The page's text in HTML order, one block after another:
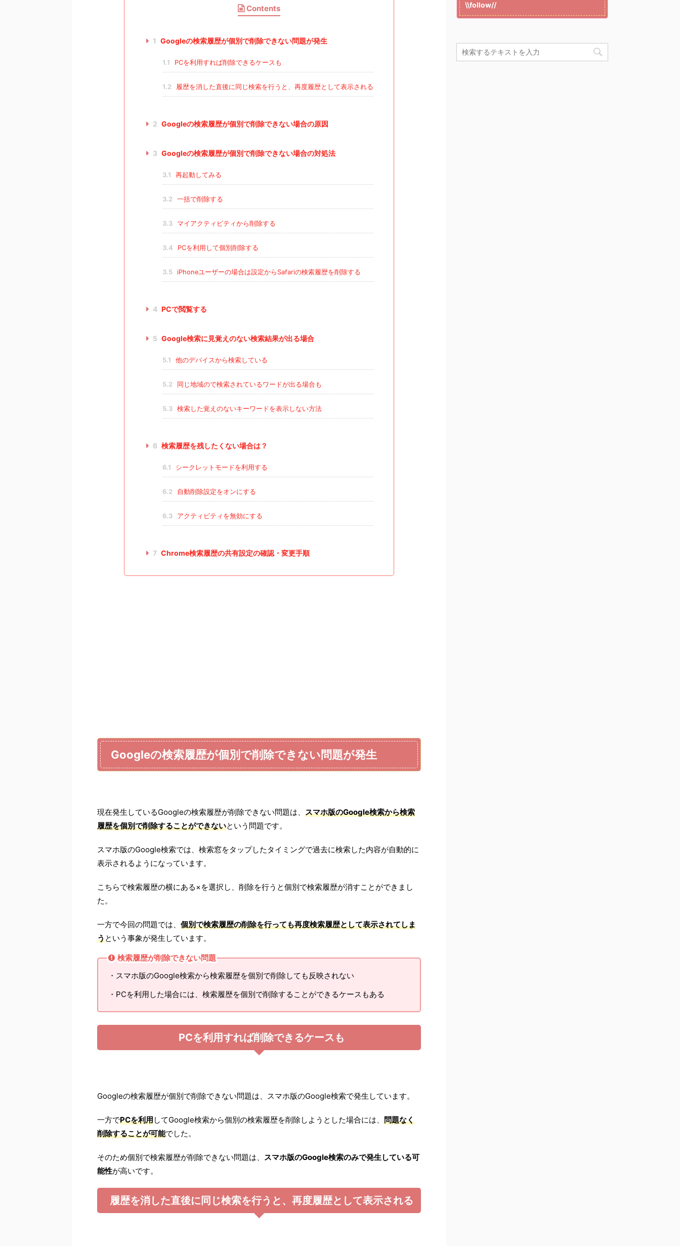
Contents
1 Googleの検索履歴が個別で削除できない問題が発生
1.1 PCを利用すれば削除できるケースも
1.2 履歴を消した直後に同じ検索を行うと、再度履歴として表示される
2 Googleの検索履歴が個別で削除できない場合の原因
3 Googleの検索履歴が個別で削除できない場合の対処法
3.1 再起動してみる
3.2 一括で削除する
3.3 マイアクティビティから削除する
3.4 PCを利用して個別削除する
3.5 iPhoneユーザーの場合は設定からSafariの検索履歴を削除する
4 PCで閲覧する
5 Google検索に見覚えのない検索結果が出る場合
5.1 他のデバイスから検索している
5.2 同じ地域ので検索されているワードが出る場合も
5.3 検索した覚えのないキーワードを表示しない方法
6 検索履歴を残したくない場合は？
6.1 シークレットモードを利用する
6.2 自動削除設定をオンにする
6.3 アクティビティを無効にする
7 Chrome検索履歴の共有設定の確認・変更手順
Googleの検索履歴が個別で削除できない問題が発生
現在発生しているGoogleの検索履歴が削除できない問題は、 スマホ版のGoogle検索から検索
履歴を個別で削除することができないという問題です。
スマホ版のGoogle検索では、検索窓をタップしたタイミングで過去に検索した内容が自動的に
表示されるようになっています。
こちらで検索履歴の横にある×を選択し、削除を行うと個別で検索履歴が消すことができまし
た。
一方で今回の問題では、 個別で検索履歴の削除を行っても再度検索履歴として表示されてしま
うという事象が発生しています。
検索履歴が削除できない問題
・スマホ版のGoogle検索から検索履歴を個別で削除しても反映されない
・PCを利用した場合には、検索履歴を個別で削除することができるケースもある
PCを利用すれば削除できるケースも
Googleの検索履歴が個別で削除できない問題は、スマホ版のGoogle検索で発生しています。
一方でPCを利用してGoogle検索から個別の検索履歴を削除しようとした場合には、 問題なく
削除することが可能でした。
そのため個別で検索履歴が削除できない問題は、 スマホ版のGoogle検索のみで発生している可
能性が高いです。
履歴を消した直後に同じ検索を行うと、再度履歴として表示される
\\follow//